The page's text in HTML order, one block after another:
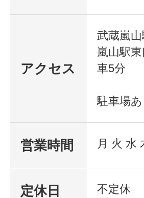
アクセス
武蔵嵐
嵐山駅
車5分
駐車場
営業時間 月 火 水
定休日 不定休